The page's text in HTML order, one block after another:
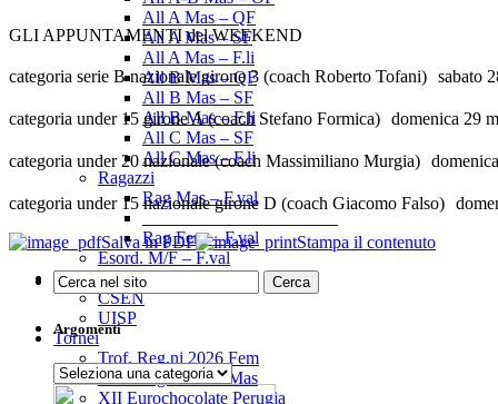
All A Mas – QF
All A Mas – SF
All A Mas – F.li
All B Mas – QF
All B Mas – SF
All B Mas – F.li
All C Mas – SF
All C Mas – F.li
Ragazzi
Rag Mas – F.val
______________________
Rag Fem – F.val
Esord. M/F – F.val
Enti Promozione Sp.
CSEN
UISP
Tornei
Trof. Reg.ni 2026 Fem
Trof. Reg.ni 2026 Mas
XII Eurochocolate Perugia
GLI APPUNTAMENTI del WEEKEND
categoria serie B nazionale girone 3 (coach Roberto Tofani)
categoria under 15 girone A (coach Stefano Formica) domenica 29
categoria under 20 nazionale (coach Massimiliano Murgia)
categoria under 15 nazionale girone D (coach Giacomo Falso)
Salva in PDF Stampa il contenuto
Argomenti
Argomenti